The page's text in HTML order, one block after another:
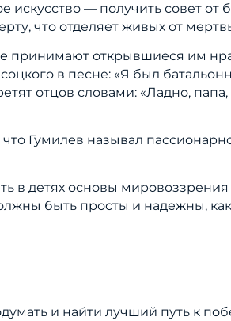
искусство — получить совет
что отделяет живых от
принимают открывшиеся им
в песне: «Я был
отцов словами: «Ладно, папа,
Гумилев называл
в детях основы мировоззрения
быть просты и надежны,
и найти лучший путь к